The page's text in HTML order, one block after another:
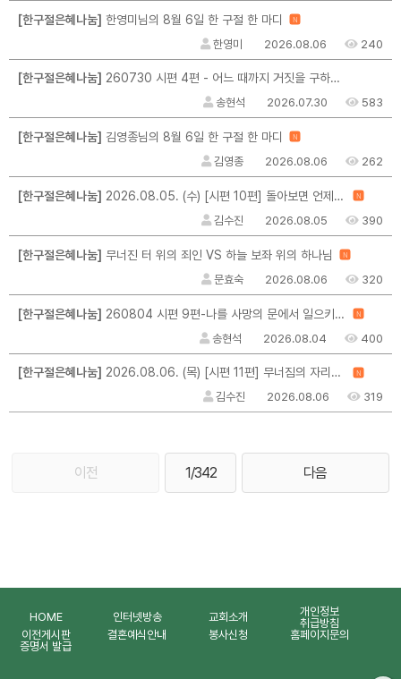
[한구절은혜나눔] 한영미님의 8월 6일 한 구절 한 마디 N
한영미 2026.08.06 240
[한구절은혜나눔] 260730 시편 4편 - 어느 때까지 거짓을 구하려는가
송현석 2026.07.30 583
[한구절은혜나눔] 김영종님의 8월 6일 한 구절 한 마디 N
김영종 2026.08.06 262
[한구절은혜나눔] 2026.08.05. (수) [시편 10편] 돌아보면 언제나 은혜 N
김수진 2026.08.05 390
[한구절은혜나눔] 무너진 터 위의 죄인 VS 하늘 보좌 위의 하나님 N
문효숙 2026.08.06 320
[한구절은혜나눔] 260804 시편 9편-나를 사망의 문에서 일으키시는 주여 N
송현석 2026.08.04 400
[한구절은혜나눔] 2026.08.06. (목) [시편 11편] 무너짐의 자리에서 / 그 시선이 나를 지킵니다 N
김수진 2026.08.06 319
이전 1/342 다음
HOME 인터넷방송 교회소개
개인정보
취급방침
이전게시판
결혼예식안내 봉사신청
홈페이지문의
증명서 발급